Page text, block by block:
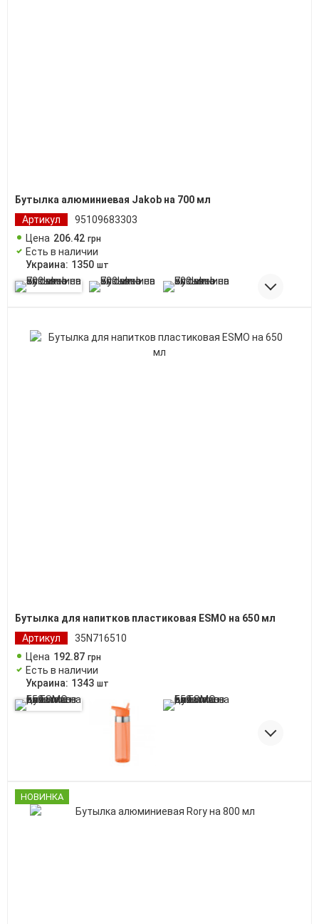
Бутылка алюминиевая Jakob на 700 мл
Артикул
95109683303
Цена 206.42 грн
Есть в наличии
Украина: 1350 шт
Бутылка для напитков пластиковая ESMO на 650 мл
Артикул
35N716510
Цена 192.87 грн
Есть в наличии
Украина: 1343 шт
НОВИНКА